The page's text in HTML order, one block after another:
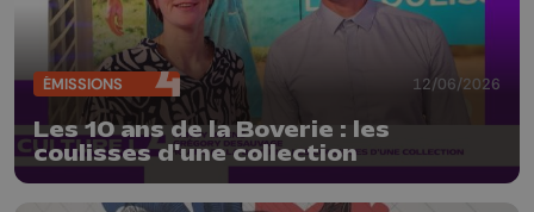
ÉMISSIONS 12/06/2026
Les 10 ans de la Boverie : les
coulisses d'une collection